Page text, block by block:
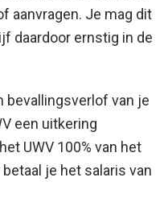
aanvragen. Je mag dit
daardoor ernstig in de
bevallingsverlof van je
een uitkering
UWV 100% van het
je het salaris van